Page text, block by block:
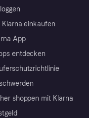
Klarna einkaufen
App
entdecken
shoppen mit Klarna